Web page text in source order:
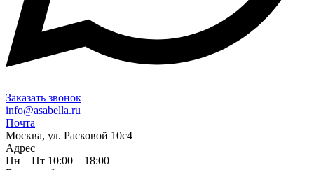
Заказать звонок
info@asabella.ru
Почта
Москва, ул. Расковой 10с4
Адрес
Пн—Пт 10:00 – 18:00